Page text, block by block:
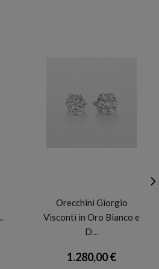
Orecchini Giorgio
Visconti in Oro Bianco e
D…
1.280,00 €